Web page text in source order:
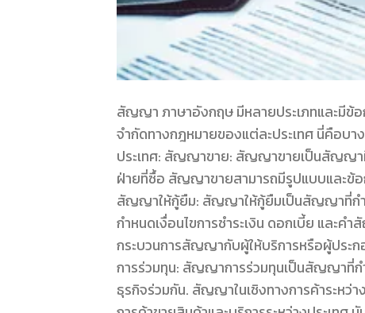
สัญญา ภาษาอังกฤษ มีหลายประเภทและมีข้
จำกัดทางกฎหมายของแต่ละประเทศ นี่คือบ
ประเทศ: สัญญาขาย: สัญญาขายเป็นสัญญาที่
ฝ่ายที่ซื้อ สัญญาขายสามารถมีรูปแบบและข้
สัญญาให้กู้ยืม: สัญญาให้กู้ยืมเป็นสัญญาที่กำห
กำหนดเงื่อนไขการชำระเงิน ดอกเบี้ย แล
กระบวนการสัญญากับผู้ให้บริการหรือผู้ประก
การร่วมทุน: สัญญาการร่วมทุนเป็นสัญญาที่ก
ธุรกิจร่วมกัน. สัญญาในเชิงทางการค้าระหว่า